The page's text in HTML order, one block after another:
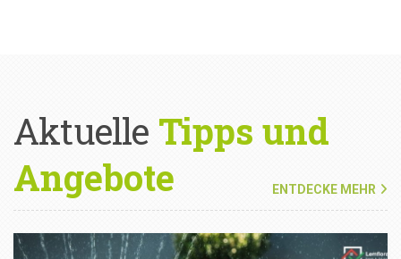
Aktuelle Tipps und
Angebote
ENTDECKE MEHR